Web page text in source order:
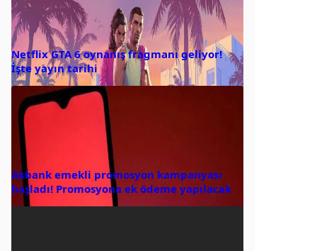
Netflix GTA 6 oynanış fragmanı geliyor!
İşte yayın tarihi
Akbank emekli promosyon kampanyası
başladı! Promosyona ek ödeme yapılacak